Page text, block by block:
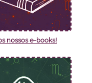
nossos e-books!